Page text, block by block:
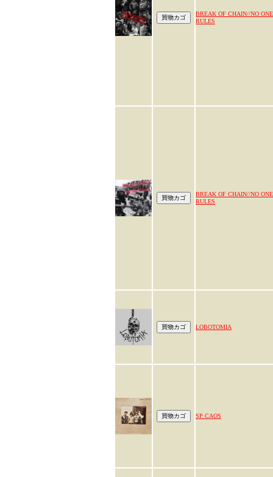
BREAK OF CHAIN//NO ONE
RULES
BREAK OF CHAIN//NO ONE
RULES
LOBOTOMIA
SP CAOS